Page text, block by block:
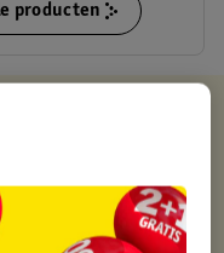
producten
volgende dag in huis